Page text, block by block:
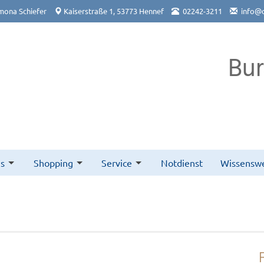
Schiefer Kaiserstraße 1, 53773 Hennef 02242-3211
Shopping Service Notdienst